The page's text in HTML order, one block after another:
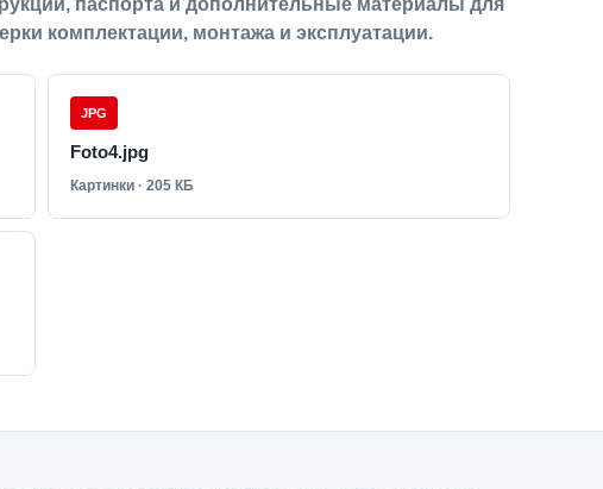
паспорта и дополнительные материалы для
комплектации, монтажа и эксплуатации.
JPG
Foto4.jpg
Картинки · 205 КБ